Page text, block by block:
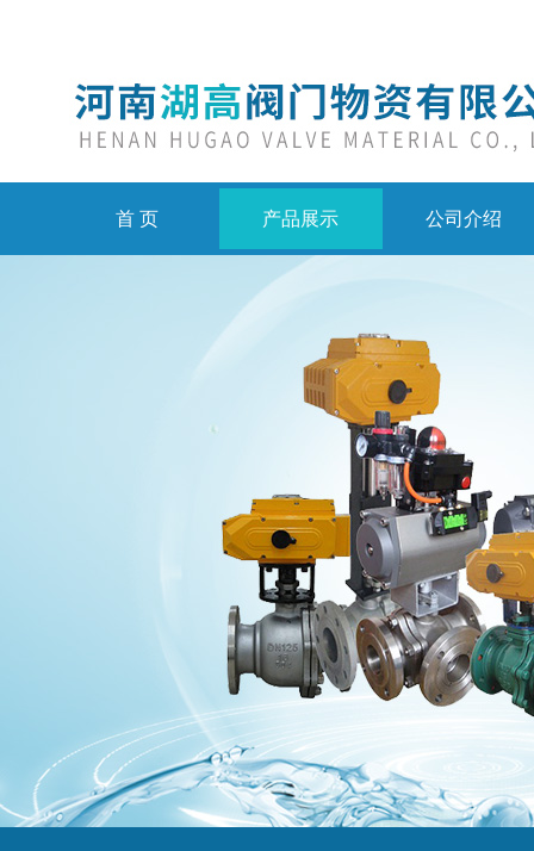
首 页 产品展示 公司介绍